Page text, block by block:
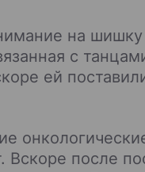
на шишку
с
ей
Вскоре после